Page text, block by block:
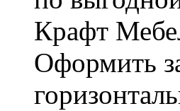
Крафт
Оформить